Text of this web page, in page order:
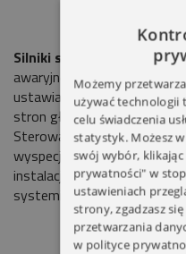
Silniki serii DMI 6
.Idealny
awaryjnego ręcznego
ustawiania górnego i
stron głowicy.
Sterowanie przewodowe.
wyspecjalizowanym
instalację rolet
systemie automatyki SIMU
Możemy
używać technologii
celu świadczenia
statystyk. Możesz
swój wybór,
prywatności" w
ustawieniach
strony, zgadzasz
przetwarzania
w polityce